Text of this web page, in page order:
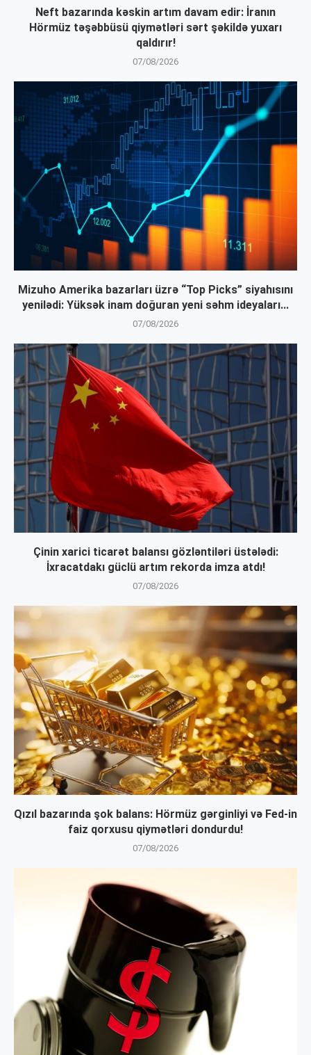
Neft bazarında kəskin artım davam edir: İranın
Hörmüz təşəbbüsü qiymətləri sərt şəkildə yuxarı
qaldırır!
07/08/2026
Mizuho Amerika bazarları üzrə “Top Picks” siyahısını
yenilədi: Yüksək inam doğuran yeni səhm ideyaları...
07/08/2026
Çinin xarici ticarət balansı gözləntiləri üstələdi:
İxracatdakı güclü artım rekorda imza atdı!
07/08/2026
Qızıl bazarında şok balans: Hörmüz gərginliyi və Fed-in
faiz qorxusu qiymətləri dondurdu!
07/08/2026